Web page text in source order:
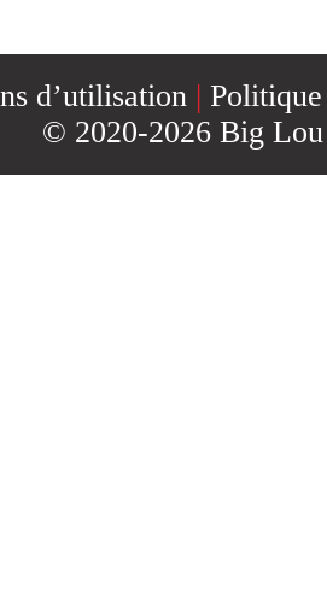
d’utilisation|
© 2020-2026 Big